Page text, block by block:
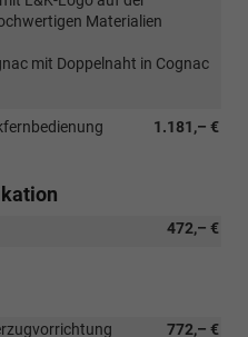
Materialien
mit Doppelnaht in Cognac
1.181,– €
472,– €
772,– €